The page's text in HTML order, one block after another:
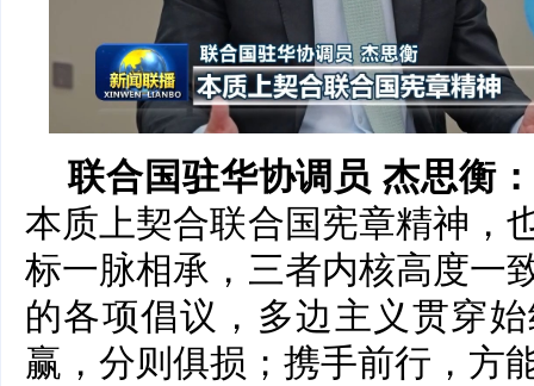
联合国驻华协调员 杰思衡：
本质上契合联合国宪章精神，
标一脉相承，三者内核高度一
的各项倡议，多边主义贯穿
赢，分则俱损；携手前行，方